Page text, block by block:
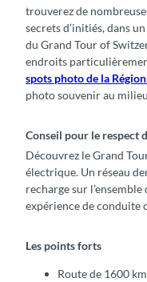
trouverez de
secrets d’initiés, dans
du Grand Tour of
endroits
spots photo de la
photo souvenir au
Conseil pour le respect
Découvrez le Grand
électrique. Un réseau
recharge sur
expérience de conduite
Les points forts
Route de 1600